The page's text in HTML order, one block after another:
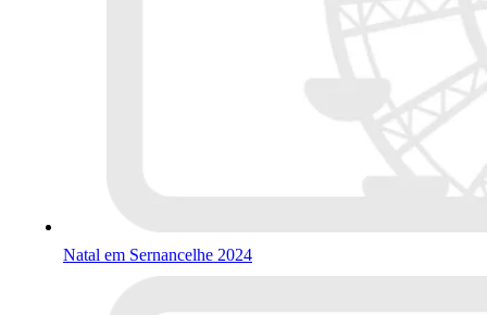
Natal em Sernancelhe 2024